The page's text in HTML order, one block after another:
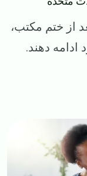
از ختم مکتب،
دهند.